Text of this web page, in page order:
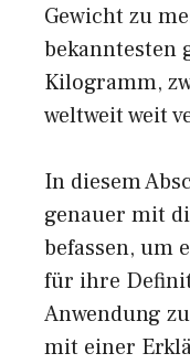
Gewicht zu
bekanntesten
Kilogramm,
weltweit weit
In diesem
genauer mit
befassen, um
für ihre
Anwendung
mit einer